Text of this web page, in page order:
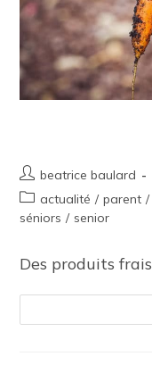
beatrice baulard
actualité / parent /
séniors / senior
Des produits frais